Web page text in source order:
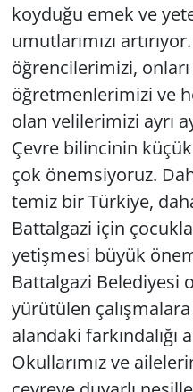
koyduğu emek ve
umutlarımızı
öğrencilerimizi,
öğretmenlerimizi ve
olan velilerimizi ayrı
Çevre bilincinin küçük
çok önemsiyoruz.
temiz bir Türkiye,
Battalgazi için
yetişmesi büyük
Battalgazi Belediyesi
yürütülen
alandaki farkındalığı
Okullarımız ve